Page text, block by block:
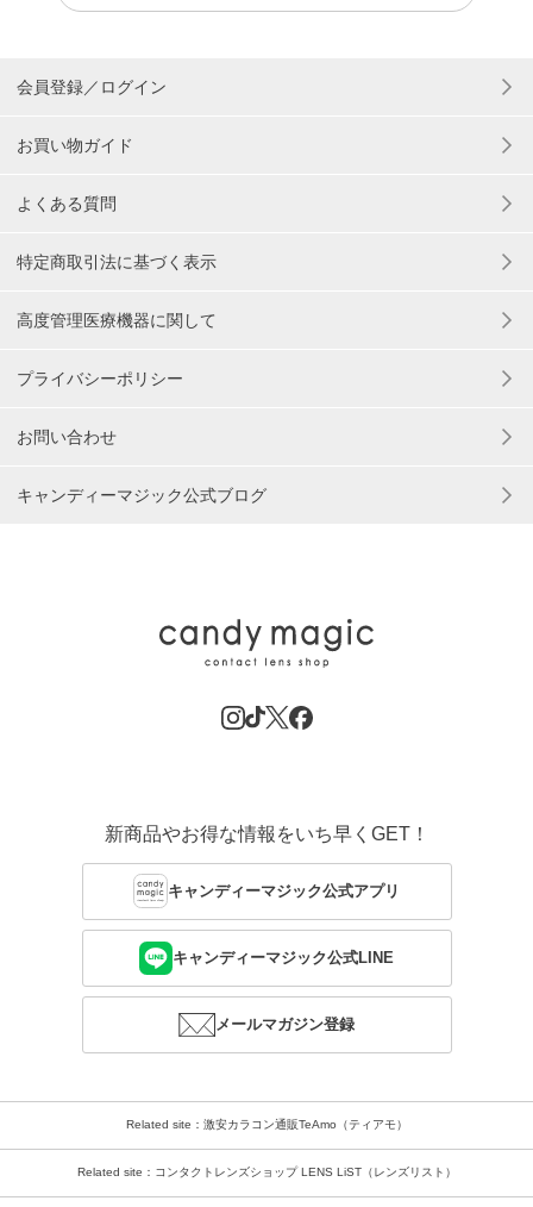
会員登録／ログイン
お買い物ガイド
よくある質問
特定商取引法に基づく表示
高度管理医療機器に関して
プライバシーポリシー
お問い合わせ
キャンディーマジック公式ブログ
新商品やお得な情報をいち早くGET！
キャンディーマジック公式アプリ
キャンディーマジック公式LINE
メールマガジン登録
Related site：激安カラコン通販TeAmo（ティアモ）
Related site：コンタクトレンズショップ LENS LiST（レンズリスト）